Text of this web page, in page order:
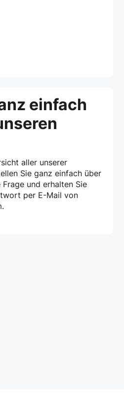
einfach
aller unserer
Sie ganz einfach über
und erhalten Sie
per E-Mail von